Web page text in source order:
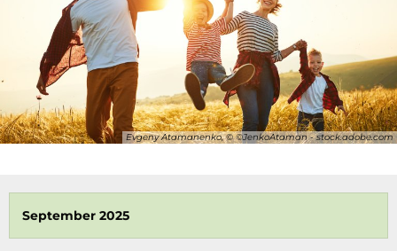
Evgeny Atamanenko, © ©JenkoAtaman - stock.adobe.com
September 2025